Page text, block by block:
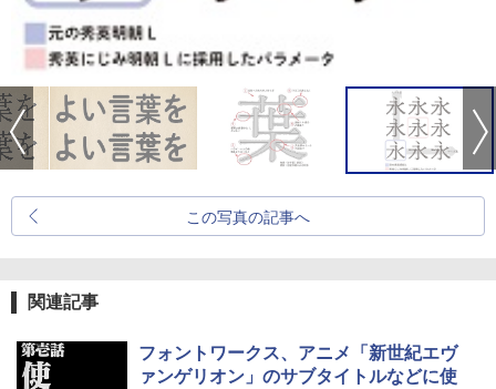
この写真の記事へ
関連記事
フォントワークス、アニメ「新世紀エヴ
ァンゲリオン」のサブタイトルなどに使